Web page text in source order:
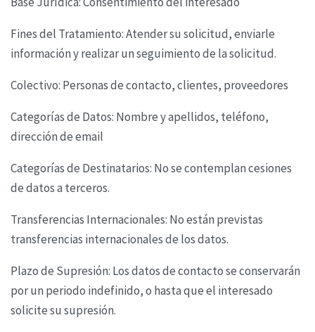
Fines del Tratamiento: Atender su solicitud, enviarle
información y realizar un seguimiento de lasolicitud.
Colectivo: Personas de contacto, clientes, proveedores
Categorías de Datos: Nombre y apellidos, teléfono,
dirección de email
Categorías de Destinatarios: No se contemplan cesiones
de datos a terceros.
Transferencias Internacionales: No están previstas
transferencias internacionales de los datos.
Plazo de Supresión: Los datos de contacto se conservarán
por un periodo indefinido, o hasta queel interesado
solicite su supresión.